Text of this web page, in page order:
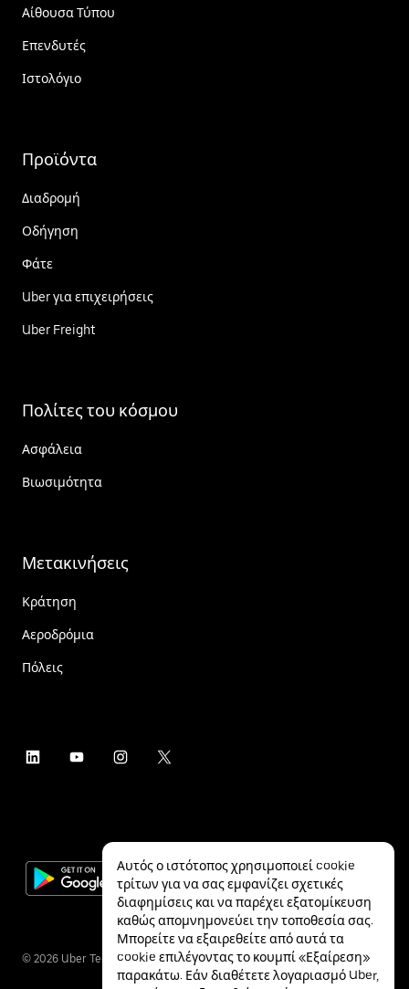
Αίθουσα Τύπου
Επενδυτές
Ιστολόγιο
Προϊόντα
Διαδρομή
Οδήγηση
Φάτε
Uber για επιχειρήσεις
Uber Freight
Πολίτες του κόσμου
Ασφάλεια
Βιωσιμότητα
Μετακινήσεις
Κράτηση
Αεροδρόμια
Πόλεις
© 2026 Uber Technologies Inc.
Αυτός ο ιστότοπος χρησιμοποιεί cookie
τρίτων για να σας εμφανίζει σχετικές
διαφημίσεις και να παρέχει εξατομίκευση
καθώς απομνημονεύει την τοποθεσία σας.
Μπορείτε να εξαιρεθείτε από αυτά τα
cookie επιλέγοντας το κουμπί «Εξαίρεση»
παρακάτω. Εάν διαθέτετε λογαριασμό Uber,